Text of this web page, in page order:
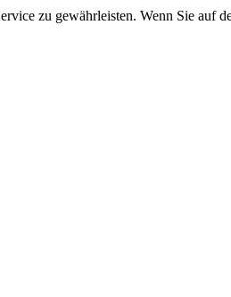
zu gewährleisten. Wenn Sie auf